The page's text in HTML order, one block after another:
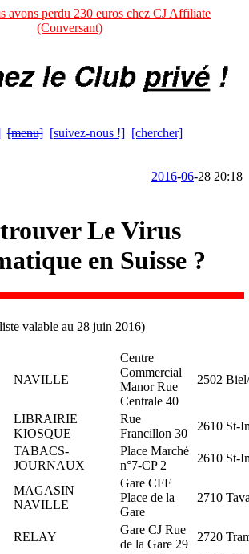
avons perdu 230 euros chez CJ Affiliate
(Conversant)
[menu] [suivez-nous !] [chercher]
2016-06-28 20:18
Le Virus
en Suisse ?
valable au 28 juin 2016)
NAVILLE
Centre
Commercial
Manor Rue
Centrale 40
2502
LIBRAIRIE
KIOSQUE
Rue
Francillon 30
2610 St-
TABACS-
JOURNAUX
Place Marché
n°7-CP 2
2610 St-
MAGASIN
NAVILLE
Gare CFF
Place de la
Gare
2710
RELAY
Gare CJ Rue
de la Gare 29
2720